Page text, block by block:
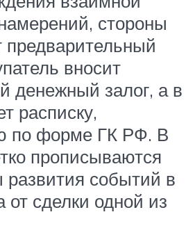
стороны
вносит
денежный залог, а в
расписку,
по форме ГК РФ. В
прописываются
развития событий в
от сделки одной из